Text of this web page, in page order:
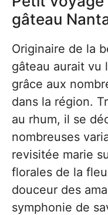
gâteau
Originaire de la
gâteau aurait vu
grâce aux
dans la région.
au rhum, il se
nombreuses
revisitée marie
florales de la
douceur des
symphonie de